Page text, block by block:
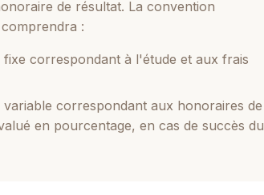
de résultat. La convention
:
fixe correspondant à l'étude et aux frais
variable correspondant aux honoraires de
en pourcentage, en cas de succès du